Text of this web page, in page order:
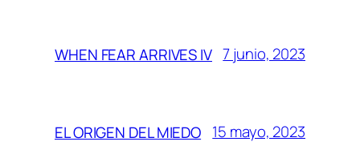
WHEN FEAR ARRIVES IV 7 junio, 2023
EL ORIGEN DEL MIEDO 15 mayo, 2023